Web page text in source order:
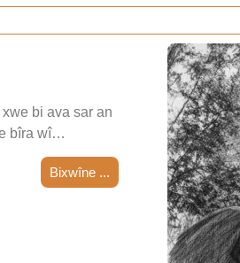
bi ava sar an
bîra wî…
Bixwîne ...